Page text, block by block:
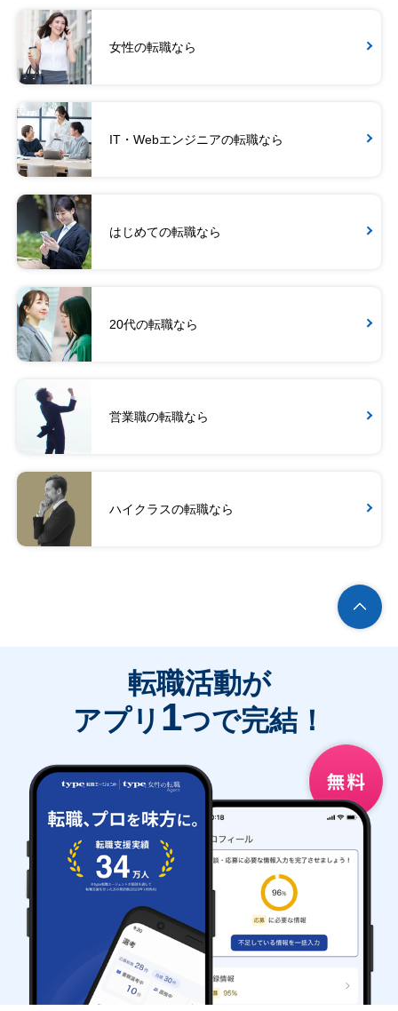
女性の転職なら
IT・Webエンジニアの転職なら
はじめての転職なら
20代の転職なら
営業職の転職なら
ハイクラスの転職なら
転職活動が
アプリ 1つで完結！